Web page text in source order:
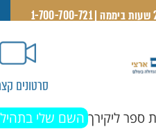
סרטונים
ספר ליקירך השם שלי